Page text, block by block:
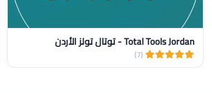
Total Tools Jordan - توتال تولز الأردن
(7)